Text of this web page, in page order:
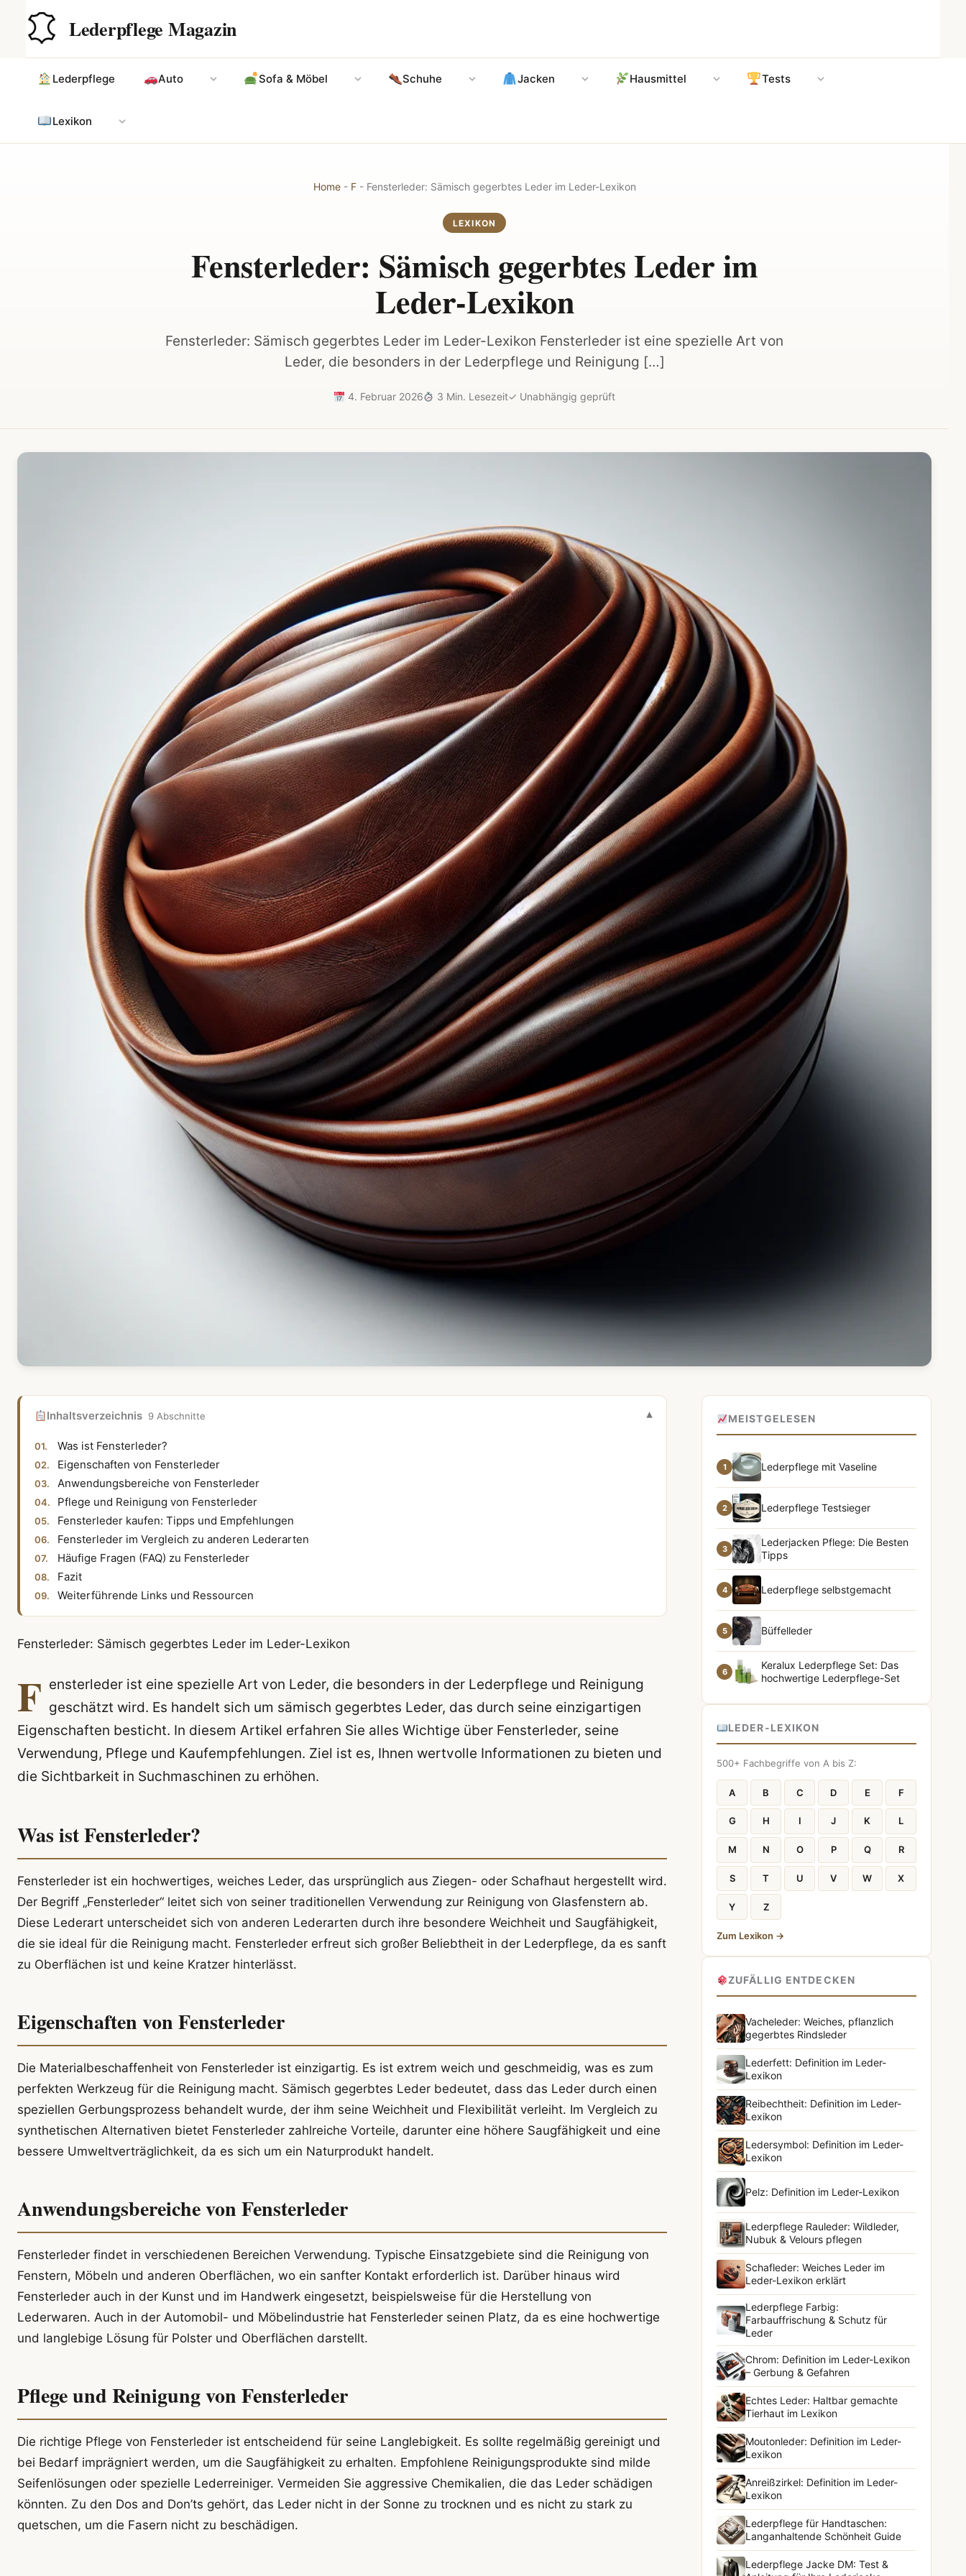
springen
Lederpflege Magazin
Lederpflege Auto Sofa & Möbel Schuhe Jacken Hausmittel Tests
Lexikon
Hauptinhalt
Home- F- Fensterleder: Sämisch gegerbtes Leder im Leder-Lexikon
LEXIKON
Fensterleder: Sämisch gegerbtes Leder im
Leder-Lexikon
Fensterleder: Sämisch gegerbtes Leder im Leder-Lexikon Fensterleder ist eine spezielle Art von
Leder, die besonders in der Lederpflege und Reinigung […]
4. Februar 2026 3 Min. Lesezeit✓ Unabhängig geprüft
Inhaltsverzeichnis 9 Abschnitte
Was ist Fensterleder?
Eigenschaften von Fensterleder
Anwendungsbereiche von Fensterleder
Pflege und Reinigung von Fensterleder
Fensterleder kaufen: Tipps und Empfehlungen
Fensterleder im Vergleich zu anderen Lederarten
Häufige Fragen (FAQ) zu Fensterleder
Fazit
Weiterführende Links und Ressourcen
Fensterleder: Sämisch gegerbtes Leder im Leder-Lexikon
F ensterleder ist eine spezielle Art von Leder, die besonders in der Lederpflege und Reinigung
geschätzt wird. Es handelt sich um sämisch gegerbtes Leder, das durch seine einzigartigen
Eigenschaften besticht. In diesem Artikel erfahren Sie alles Wichtige über Fensterleder, seine
Verwendung, Pflege und Kaufempfehlungen. Ziel ist es, Ihnen wertvolle Informationen zu bieten und
die Sichtbarkeit in Suchmaschinen zu erhöhen.
Was ist Fensterleder?
Fensterleder ist ein hochwertiges, weiches Leder, das ursprünglich aus Ziegen- oder Schafhaut hergestellt wird.
Der Begriff „Fensterleder“ leitet sich von seiner traditionellen Verwendung zur Reinigung von Glasfenstern ab.
Diese Lederart unterscheidet sich von anderen Lederarten durch ihre besondere Weichheit und Saugfähigkeit,
die sie ideal für die Reinigung macht. Fensterleder erfreut sich großer Beliebtheit in der Lederpflege, da es sanft
zu Oberflächen ist und keine Kratzer hinterlässt.
Eigenschaften von Fensterleder
Die Materialbeschaffenheit von Fensterleder ist einzigartig. Es ist extrem weich und geschmeidig, was es zum
perfekten Werkzeug für die Reinigung macht. Sämisch gegerbtes Leder bedeutet, dass das Leder durch einen
speziellen Gerbungsprozess behandelt wurde, der ihm seine Weichheit und Flexibilität verleiht. Im Vergleich zu
synthetischen Alternativen bietet Fensterleder zahlreiche Vorteile, darunter eine höhere Saugfähigkeit und eine
bessere Umweltverträglichkeit, da es sich um ein Naturprodukt handelt.
Anwendungsbereiche von Fensterleder
Fensterleder findet in verschiedenen Bereichen Verwendung. Typische Einsatzgebiete sind die Reinigung von
Fenstern, Möbeln und anderen Oberflächen, wo ein sanfter Kontakt erforderlich ist. Darüber hinaus wird
Fensterleder auch in der Kunst und im Handwerk eingesetzt, beispielsweise für die Herstellung von
Lederwaren. Auch in der Automobil- und Möbelindustrie hat Fensterleder seinen Platz, da es eine hochwertige
und langlebige Lösung für Polster und Oberflächen darstellt.
Pflege und Reinigung von Fensterleder
Die richtige Pflege von Fensterleder ist entscheidend für seine Langlebigkeit. Es sollte regelmäßig gereinigt und
bei Bedarf imprägniert werden, um die Saugfähigkeit zu erhalten. Empfohlene Reinigungsprodukte sind milde
Seifenlösungen oder spezielle Lederreiniger. Vermeiden Sie aggressive Chemikalien, die das Leder schädigen
könnten. Zu den Dos and Don’ts gehört, das Leder nicht in der Sonne zu trocknen und es nicht zu stark zu
quetschen, um die Fasern nicht zu beschädigen.
MEISTGELESEN
1 Lederpflege mit Vaseline
2 Lederpflege Testsieger
3
Lederjacken Pflege: Die Besten
Tipps
4 Lederpflege selbstgemacht
5 Büffelleder
6
Keralux Lederpflege Set: Das
hochwertige Lederpflege-Set
LEDER-LEXIKON
500+ Fachbegriffe von A bis Z:
A B C D E F
G H I J K L
M N O P Q R
S T U V W X
Y Z
Zum Lexikon →
ZUFÄLLIG ENTDECKEN
Vacheleder: Weiches, pflanzlich
gegerbtes Rindsleder
Lederfett: Definition im Leder-
Lexikon
Reibechtheit: Definition im Leder-
Lexikon
Ledersymbol: Definition im Leder-
Lexikon
Pelz: Definition im Leder-Lexikon
Lederpflege Rauleder: Wildleder,
Nubuk & Velours pflegen
Schafleder: Weiches Leder im
Leder-Lexikon erklärt
Lederpflege Farbig:
Farbauffrischung & Schutz für
Leder
Chrom: Definition im Leder-Lexikon
– Gerbung & Gefahren
Echtes Leder: Haltbar gemachte
Tierhaut im Lexikon
Moutonleder: Definition im Leder-
Lexikon
Anreißzirkel: Definition im Leder-
Lexikon
Lederpflege für Handtaschen:
Langanhaltende Schönheit Guide
Lederpflege Jacke DM: Test &